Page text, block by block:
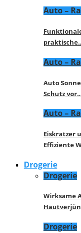
Auto –
Auto –
Auto
Schutz
Auto –
Eiskratzer
Effiziente
Drogerie
Drogerie
Wirksame
Drogerie